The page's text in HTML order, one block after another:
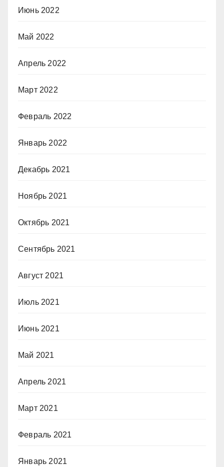
Июнь 2022
Май 2022
Апрель 2022
Март 2022
Февраль 2022
Январь 2022
Декабрь 2021
Ноябрь 2021
Октябрь 2021
Сентябрь 2021
Август 2021
Июль 2021
Июнь 2021
Май 2021
Апрель 2021
Март 2021
Февраль 2021
Январь 2021